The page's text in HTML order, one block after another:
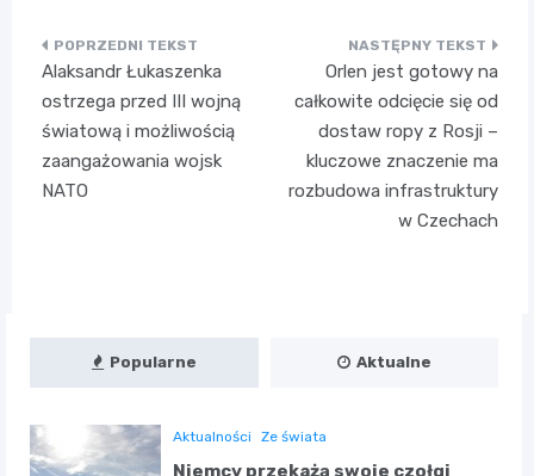
Nawigacja
wpisu
Alaksandr Łukaszenka
ostrzega przed III wojną
światową i możliwością
zaangażowania wojsk
NATO
Orlen jest gotowy na
całkowite odcięcie się od
dostaw ropy z Rosji –
kluczowe znaczenie ma
rozbudowa infrastruktury
w Czechach
Popularne Aktualne
Aktualności Ze świata
Niemcy przekażą swoje czołgi